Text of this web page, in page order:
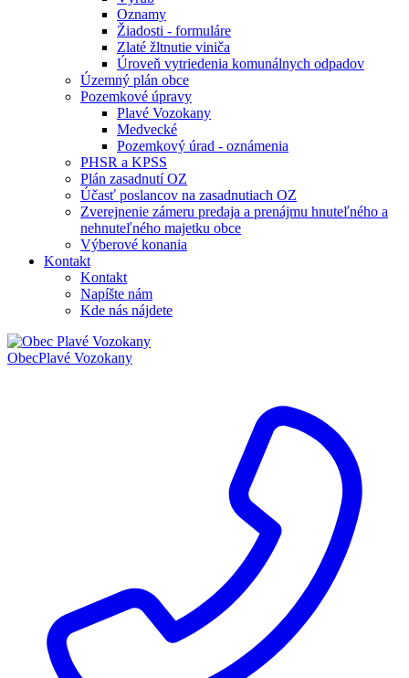
Oznamy
Žiadosti - formuláre
Zlaté žltnutie viniča
Úroveň vytriedenia komunálnych odpadov
Územný plán obce
Pozemkové úpravy
Plavé Vozokany
Medvecké
Pozemkový úrad - oznámenia
PHSR a KPSS
Plán zasadnutí OZ
Účasť poslancov na zasadnutiach OZ
Zverejnenie zámeru predaja a prenájmu hnuteľného a
nehnuteľného majetku obce
Výberové konania
Kontakt
Kontakt
Napíšte nám
Kde nás nájdete
ObecPlavé Vozokany